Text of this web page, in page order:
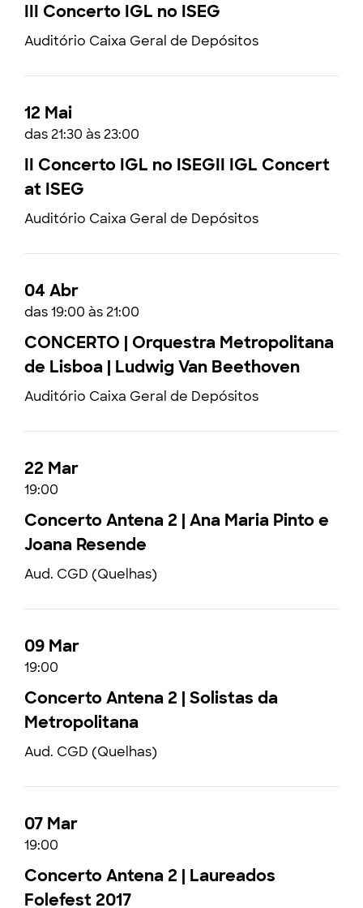
III Concerto IGL no ISEG
Auditório Caixa Geral de Depósitos
12 Mai
das 21:30 às 23:00
II Concerto IGL no ISEGII IGL Concert
at ISEG
Auditório Caixa Geral de Depósitos
04 Abr
das 19:00 às 21:00
CONCERTO | Orquestra Metropolitana
de Lisboa | Ludwig Van Beethoven
Auditório Caixa Geral de Depósitos
22 Mar
19:00
Concerto Antena 2 | Ana Maria Pinto e
Joana Resende
Aud. CGD (Quelhas)
09 Mar
19:00
Concerto Antena 2 | Solistas da
Metropolitana
Aud. CGD (Quelhas)
07 Mar
19:00
Concerto Antena 2 | Laureados
Folefest 2017